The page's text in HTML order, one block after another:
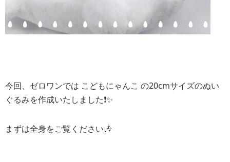
今回、ゼロワンでは こどもにゃんこ の20cmサイズのぬい
ぐるみを作成いたしました❗️✨
まずは全身をご覧ください🎶